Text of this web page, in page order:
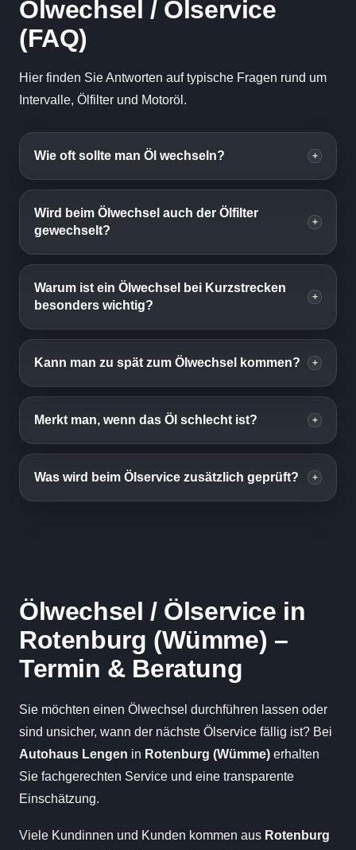
Ölwechsel / Ölservice
(FAQ)
Hier finden Sie Antworten auf typische Fragen rund um
Intervalle, Ölfilter und Motoröl.
Wie oft sollte man Öl wechseln? +
Wird beim Ölwechsel auch der Ölfilter
gewechselt?
+
Warum ist ein Ölwechsel bei Kurzstrecken
besonders wichtig?
+
Kann man zu spät zum Ölwechsel kommen? +
Merkt man, wenn das Öl schlecht ist? +
Was wird beim Ölservice zusätzlich geprüft? +
Ölwechsel / Ölservice in
Rotenburg (Wümme) –
Termin & Beratung
Sie möchten einen Ölwechsel durchführen lassen oder
sind unsicher, wann der nächste Ölservice fällig ist? Bei
Autohaus Lengen in Rotenburg (Wümme) erhalten
Sie fachgerechten Service und eine transparente
Einschätzung.
Viele Kundinnen und Kunden kommen aus Rotenburg